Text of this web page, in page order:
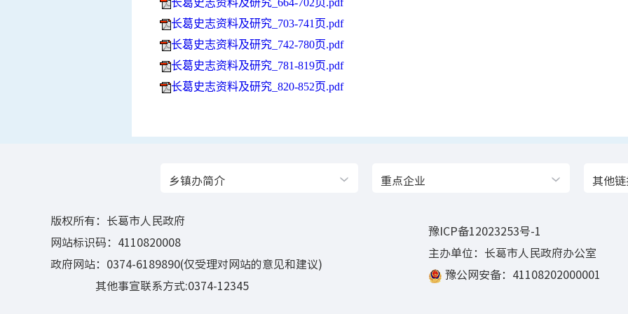
长葛史志资料及研究_664-702页.pdf
长葛史志资料及研究_703-741页.pdf
长葛史志资料及研究_742-780页.pdf
长葛史志资料及研究_781-819页.pdf
长葛史志资料及研究_820-852页.pdf
乡镇办简介 重点企业 其他
版权所有：长葛市人民政府
网站标识码：4110820008
政府网站：0374-6189890(仅受理对网站的意见和建议)
其他事宣联系方式:0374-12345
豫ICP备12023253号-1
主办单位：长葛市人民政府办公室
豫公网安备：41108202000001